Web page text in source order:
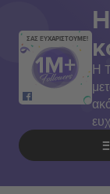
ΣΑΣ ΕΥΧΑΡΙΣΤΟΥΜΕ!
Η